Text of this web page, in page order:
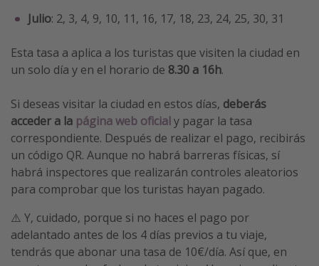
Julio: 2, 3, 4, 9, 10, 11, 16, 17, 18, 23, 24, 25, 30, 31
Esta tasa a aplica a los turistas que visiten la ciudad en
un solo día y en el horario de 8.30 a 16h.
Si deseas visitar la ciudad en estos días, deberás
acceder a la página web oficialy pagar la tasa
correspondiente. Después de realizar el pago, recibirás
un código QR. Aunque no habrá barreras físicas, sí
habrá inspectores que realizarán controles aleatorios
para comprobar que los turistas hayan pagado.
⚠️ Y, cuidado, porque si no haces el pago por
adelantado antes de los 4 días previos a tu viaje,
tendrás que abonar una tasa de 10€/día. Así que, en